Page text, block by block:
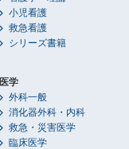
小児看護
救急看護
シリーズ書籍
医学
外科一般
消化器外科・内科
救急・災害医学
臨床医学